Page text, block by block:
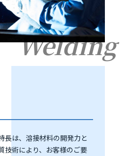
Welding
長は、溶接材料の開発力と
技術により、お客様のご要